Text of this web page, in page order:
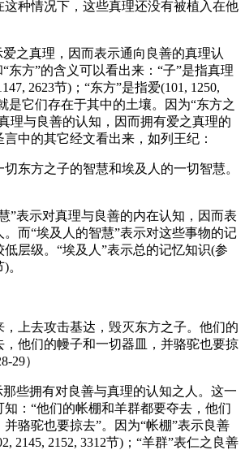
这种情况下，这些真理还没有被植入在他
之真理，因而表示通向良善的真理认
东方”的含义可以看出来：“子”是指真理
2623节)；“东方”是指爱(101, 1250,
是它们存在于其中的土壤。因为“东方之
理与良善的认知，因而拥有爱之真理的
中的其它经文看出来，如列王纪：
东方之子的智慧和埃及人的一切智慧。
”表示对真理与良善的内在认知，因而表
而“埃及人的智慧”表示对这些事物的记
层级。“埃及人”表示总的记忆知识(参
。
上去攻击基达，毁灭东方之子。他们的
，他们的幔子和一切器皿，并骆驼也要掠
29）
那些拥有对良善与真理的认知之人。这一
知：“他们的帐棚和羊群都要夺去，他们
骆驼也要掠去”。因为“帐棚”表示良善
2145, 2152, 3312节)；“羊群”表仁之良善